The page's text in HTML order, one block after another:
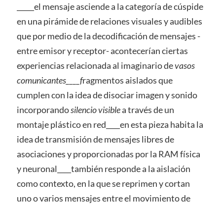
_____el mensaje asciende a la categoría de cúspide
en una pirámide de relaciones visuales y audibles
que por medio de la decodificación de mensajes -
entre emisor y receptor- acontecerían ciertas
experiencias relacionada al imaginario devasos
comunicantes____fragmentos aislados que
cumplen con la idea de disociar imagen y sonido
incorporandosilencio visiblea través de un
montaje plástico en red____en esta pieza habita la
idea de transmisión de mensajes libres de
asociaciones y proporcionadas por la RAM física
y neuronal____también responde a la aislación
como contexto, en la que se reprimen y cortan
uno o varios mensajes entre el movimiento de